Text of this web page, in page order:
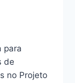
para
de
no Projeto